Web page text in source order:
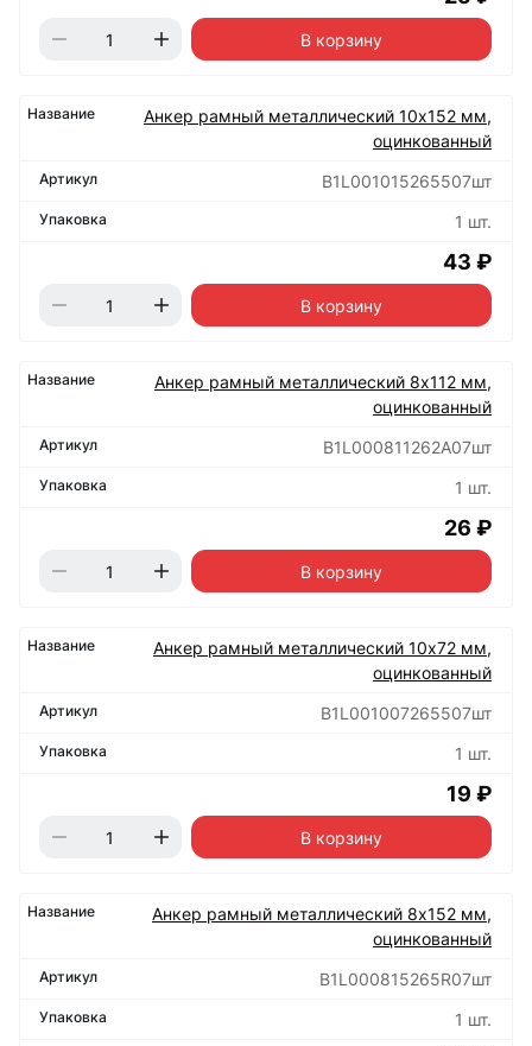
В корзину
Анкер рамный металлический 10х152 мм,
оцинкованный
B1L001015265507шт
1 шт.
43 ₽
В корзину
Анкер рамный металлический 8х112 мм,
оцинкованный
B1L000811262A07шт
1 шт.
26 ₽
В корзину
Анкер рамный металлический 10х72 мм,
оцинкованный
B1L001007265507шт
1 шт.
19 ₽
В корзину
Анкер рамный металлический 8х152 мм,
оцинкованный
B1L000815265R07шт
1 шт.